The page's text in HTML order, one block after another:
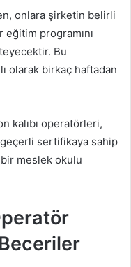
onlara şirketin belirli
programını
Bu
olarak birkaç haftadan
kalıbı operatörleri,
geçerli sertifikaya sahip
meslek okulu